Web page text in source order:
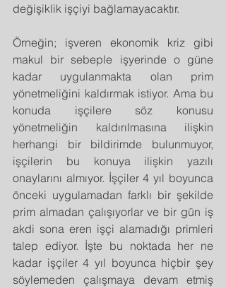
değişiklik işçiyi bağlamayacaktır.
Örneğin; işveren ekonomik kriz gibi
makul bir sebeple işyerinde o güne
kadar uygulanmakta olan prim
yönetmeliğini kaldırmak istiyor. Ama bu
konuda işçilere söz konusu
yönetmeliğin kaldırılmasına ilişkin
herhangi bir bildirimde bulunmuyor,
işçilerin bu konuya ilişkin yazılı
onaylarını almıyor. İşçiler 4 yıl boyunca
önceki uygulamadan farklı bir şekilde
prim almadan çalışıyorlar ve bir gün iş
akdi sona eren işçi alamadığı primleri
talep ediyor. İşte bu noktada her ne
kadar işçiler 4 yıl boyunca hiçbir şey
söylemeden çalışmaya devam etmiş